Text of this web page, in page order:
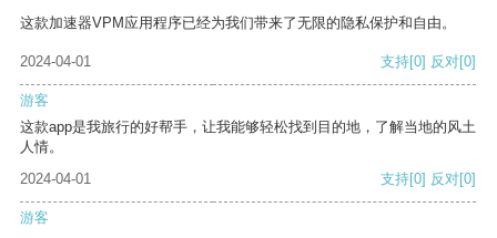
这款加速器VPM应用程序已经为我们带来了无限的隐私保护和自由。
2024-04-01 支持[0] 反对[0]
游客
这款app是我旅行的好帮手，让我能够轻松找到目的地，了解当地的风土
人情。
2024-04-01
支持[0] 反对[0]
游客